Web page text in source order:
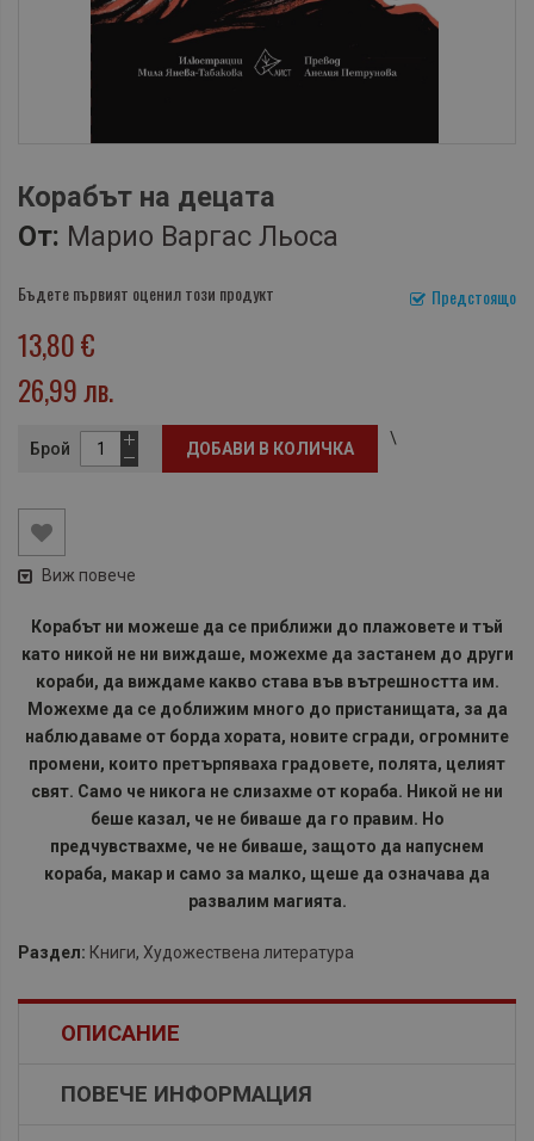
Корабът на децата
От: Марио Варгас Льоса
Предстоящо
Бъдете първият оценил този продукт
13,80 €
26,99 лв.
Брой ДОБАВИ В КОЛИЧКА
\
Виж повече
Корабът ни можеше да се приближи до плажовете и тъй
като никой не ни виждаше, можехме да застанем до други
кораби, да виждаме какво става във вътрешността им.
Можехме да се доближим много до пристанищата, за да
наблюдаваме от борда хората, новите сгради, огромните
промени, които претърпяваха градовете, полята, целият
свят. Само че никога не слизахме от кораба. Никой не ни
беше казал, че не биваше да го правим. Но
предчувствахме, че не биваше, защото да напуснем
кораба, макар и само за малко, щеше да означава да
развалим магията.
Раздел: Книги, Художествена литература
ОПИСАНИЕ
ПОВЕЧЕ ИНФОРМАЦИЯ